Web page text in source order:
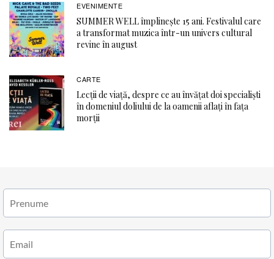
EVENIMENTE
SUMMER WELL împlinește 15 ani. Festivalul care
a transformat muzica într-un univers cultural
revine în august
CARTE
Lecții de viață, despre ce au învățat doi specialiști
în domeniul doliului de la oamenii aflați în fața
morții